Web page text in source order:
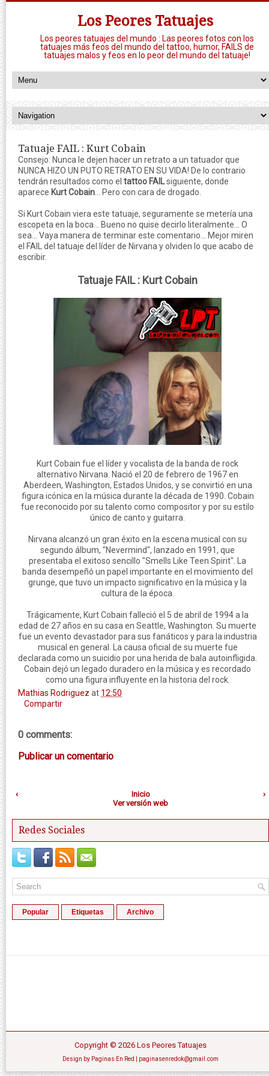
Los Peores Tatuajes
Los peores tatuajes del mundo : Las peores fotos con los
tatuajes más feos del mundo del tattoo, humor, FAILS de
tatuajes malos y feos en lo peor del mundo del tatuaje!
Tatuaje FAIL : Kurt Cobain
Consejo: Nunca le dejen hacer un retrato a un tatuador que
NUNCA HIZO UN PUTO RETRATO EN SU VIDA! De lo contrario
tendrán resultados como el tattoo FAILsiguiente, donde
aparece Kurt Cobain ... Pero con cara de drogado.
Si Kurt Cobain viera este tatuaje, seguramente se metería una
escopeta en la boca... Bueno no quise decirlo literalmente... O
sea... Vaya manera de terminar este comentario... Mejor miren
el FAIL del tatuaje del líder de Nirvana y olviden lo que acabo de
escribir.
Tatuaje FAIL : Kurt Cobain
Kurt Cobain fue el líder y vocalista de la banda de rock
alternativo Nirvana. Nació el 20 de febrero de 1967 en
Aberdeen, Washington, Estados Unidos, y se convirtió en una
figura icónica en la música durante la década de 1990. Cobain
fue reconocido por su talento como compositor y por su estilo
único de canto y guitarra.
Nirvana alcanzó un gran éxito en la escena musical con su
segundo álbum, "Nevermind", lanzado en 1991, que
presentaba el exitoso sencillo "Smells Like Teen Spirit". La
banda desempeñó un papel importante en el movimiento del
grunge, que tuvo un impacto significativo en la música y la
cultura de la época.
Trágicamente, Kurt Cobain falleció el 5 de abril de 1994 a la
edad de 27 años en su casa en Seattle, Washington. Su muerte
fue un evento devastador para sus fanáticos y para la industria
musical en general. La causa oficial de su muerte fue
declarada como un suicidio por una herida de bala autoinfligida.
Cobain dejó un legado duradero en la música y es recordado
como una figura influyente en la historia del rock.
Mathias Rodriguez at 12:50
Compartir
0 comments:
Publicar un comentario
‹ ›
Inicio
Ver versión web
Redes Sociales
Popular Etiquetas Archivo
Copyright © 2026 Los Peores Tatuajes
Design by Paginas En Red | paginasenredok@gmail.com